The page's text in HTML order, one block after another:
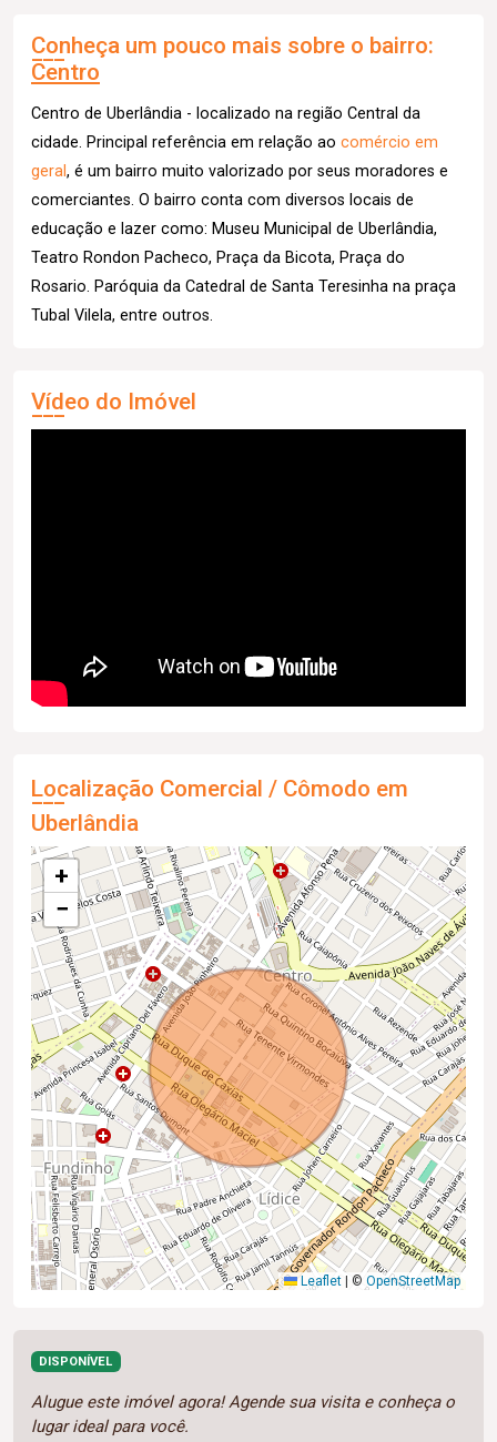
Conheça um pouco mais sobre o bairro:
Centro
Centro de Uberlândia - localizado na região Central da
cidade. Principal referência em relação ao comércio em
geral, é um bairro muito valorizado por seus moradores e
comerciantes. O bairro conta com diversos locais de
educação e lazer como: Museu Municipal de Uberlândia,
Teatro Rondon Pacheco, Praça da Bicota, Praça do
Rosario. Paróquia da Catedral de Santa Teresinha na praça
Tubal Vilela, entre outros.
Vídeo do Imóvel
Localização Comercial / Cômodo em
Uberlândia
+
−
Leaflet | © OpenStreetMap
DISPONÍVEL
Alugue este imóvel agora! Agende sua visita e conheça o
lugar ideal para você.